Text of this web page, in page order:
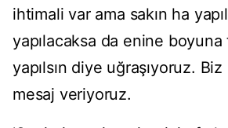
ihtimali var ama sakın ha
yapılacaksa da enine boyuna
yapılsın diye uğraşıyoruz. Biz
mesaj veriyoruz.